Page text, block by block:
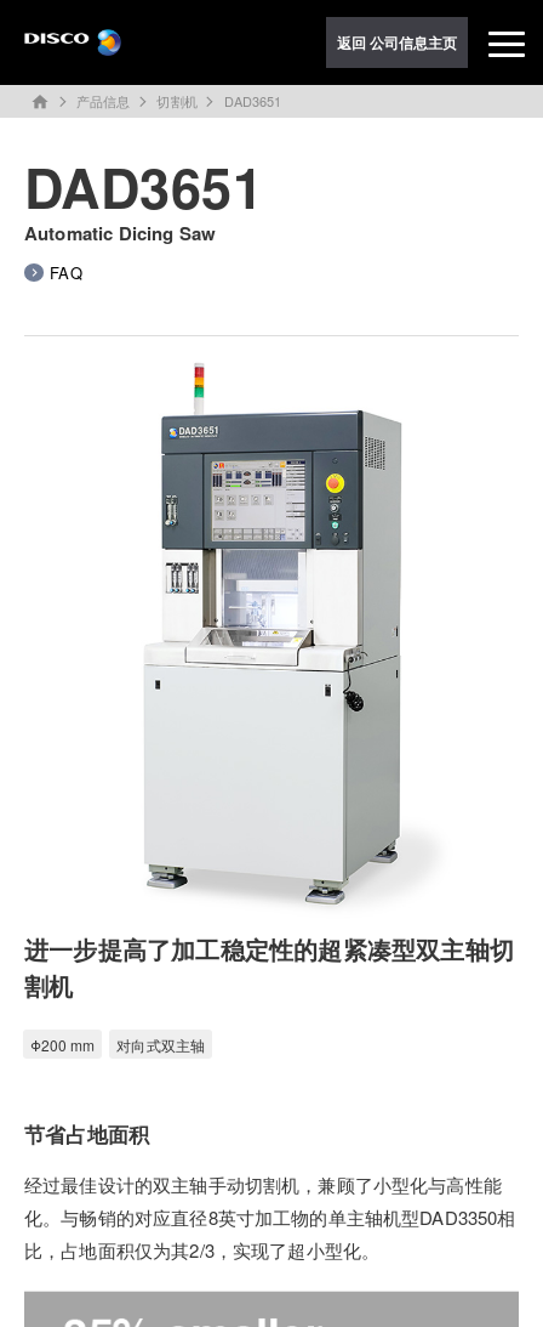
返回 公司信息主页
home 产品信息 切割机 DAD3651
DAD3651
Automatic Dicing Saw
FAQ
进一步提高了加工稳定性的超紧凑型双主轴切
割机
Φ200 mm 对向式双主轴
节省占地面积
经过最佳设计的双主轴手动切割机，兼顾了小型化与高性能
化。与畅销的对应直径8英寸加工物的单主轴机型DAD3350相
比，占地面积仅为其2/3，实现了超小型化。